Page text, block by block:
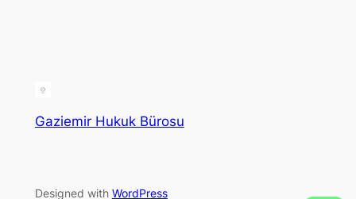
Gaziemir Hukuk Bürosu
Designed with WordPress